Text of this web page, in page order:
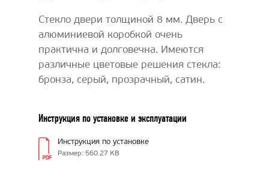
Стекло двери толщиной 8 мм. Дверь с
алюминиевой коробкой очень
практична и долговечна. Имеются
различные цветовые решения стекла:
бронза, серый, прозрачный, сатин.
Инструкция по установке и эксплуатации
Инструкция по установке
Размер: 560.27 KB